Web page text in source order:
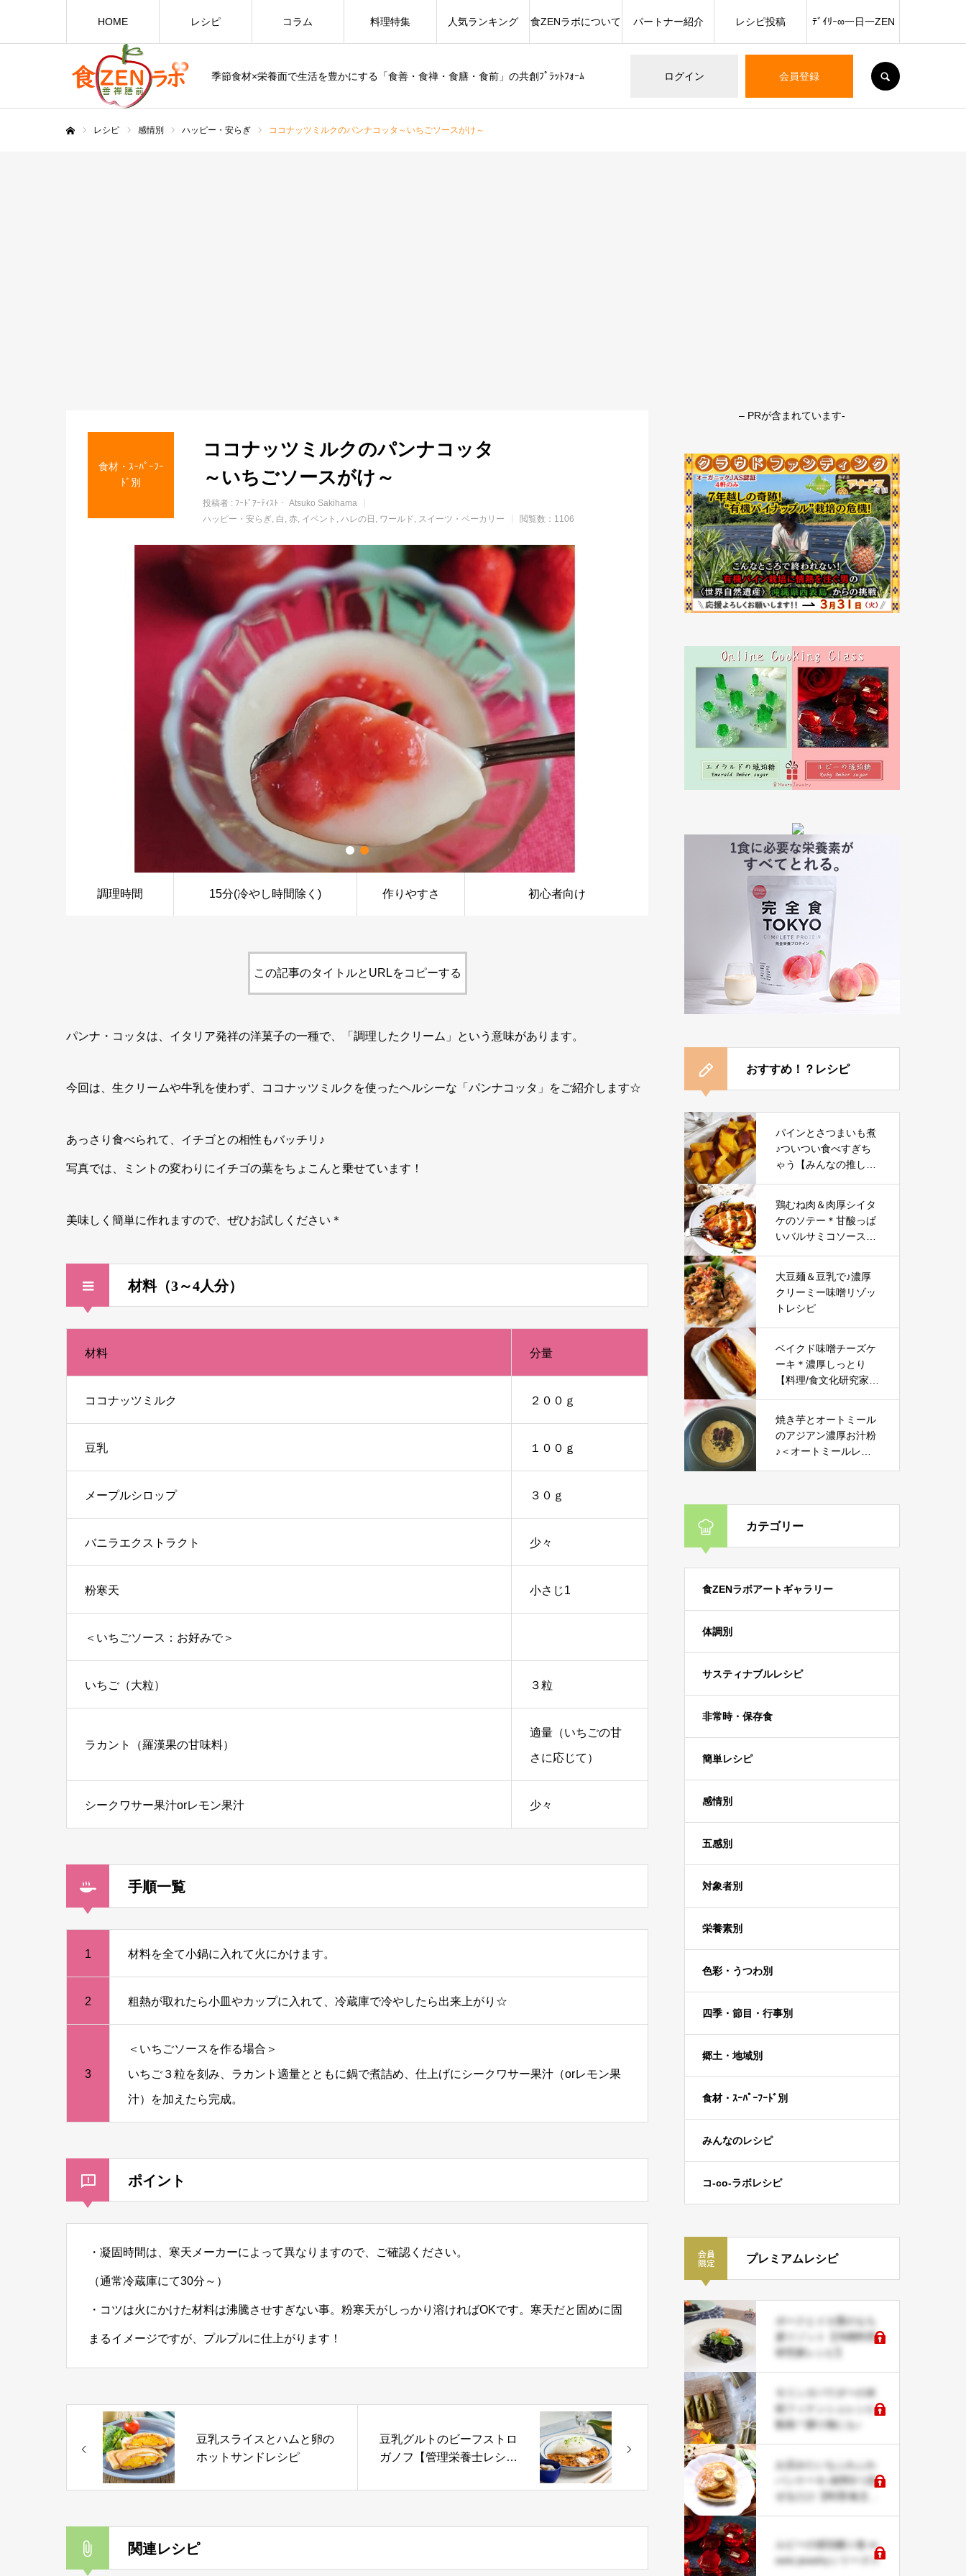
季節食材×栄養面で生活を豊かにする「食善・食禅・食膳・食前」の共創ﾌﾟﾗｯﾄﾌｫｰﾑ ログイン 会員登録
HOME レシピ コラム 料理特集 人気ランキング 食ZENラボについて パートナー紹介 レシピ投稿 ﾃﾞｲﾘｰ∞一日一ZEN
レシピ 感情別 ハッピー・安らぎ ココナッツミルクのパンナコッタ～いちごソースがけ～
食材・ｽｰﾊﾟｰﾌｰ
ﾄﾞ別
ココナッツミルクのパンナコッタ
～いちごソースがけ～
投稿者 : ﾌｰﾄﾞｱｰﾃｨｽﾄ・ Atsuko Sakihama
ハッピー・安らぎ 白 赤 イベント ハレの日 ワールド スイーツ・ベーカリー 閲覧数：1106
調理時間 15分(冷やし時間除く) 作りやすさ 初心者向け
この記事のタイトルとURLをコピーする
パンナ・コッタは、イタリア発祥の洋菓子の一種で、「調理したクリーム」という意味があります。
今回は、生クリームや牛乳を使わず、ココナッツミルクを使ったヘルシーな「パンナコッタ」をご紹介します☆
あっさり食べられて、イチゴとの相性もバッチリ♪
写真では、ミントの変わりにイチゴの葉をちょこんと乗せています！
美味しく簡単に作れますので、ぜひお試しください＊
材料（3～4人分）
材料 分量
ココナッツミルク ２００ｇ
豆乳 １００ｇ
メープルシロップ ３０ｇ
バニラエクストラクト 少々
粉寒天 小さじ1
＜いちごソース：お好みで＞
いちご（大粒） ３粒
ラカント（羅漢果の甘味料）
適量（いちごの甘
さに応じて）
シークワサー果汁orレモン果汁 少々
手順一覧
1 材料を全て小鍋に入れて火にかけます。
2 粗熱が取れたら小皿やカップに入れて、冷蔵庫で冷やしたら出来上がり☆
3
＜いちごソースを作る場合＞
いちご３粒を刻み、ラカント適量とともに鍋で煮詰め、仕上げにシークワサー果汁（orレモン果
汁）を加えたら完成。
ポイント
・凝固時間は、寒天メーカーによって異なりますので、ご確認ください。
（通常冷蔵庫にて30分～）
・コツは火にかけた材料は沸騰させすぎない事。粉寒天がしっかり溶ければOKです。寒天だと固めに固
まるイメージですが、プルプルに仕上がります！
豆乳スライスとハムと卵の
ホットサンドレシピ
豆乳グルトのビーフストロ
ガノフ【管理栄養士レシ
関連レシピ
– PRが含まれています-
おすすめ！？レシピ
パインとさつまいも煮
♪ついつい食べすぎち
ゃう【みんなの推しレ
鶏むね肉＆肉厚シイタ
ケのソテー＊甘酸っぱ
いバルサミコソース
大豆麺＆豆乳で♪濃厚
クリーミー味噌リゾッ
トレシピ
ベイクド味噌チーズケ
ーキ＊濃厚しっとり
【料理/食文化研究家レ
焼き芋とオートミール
のアジアン濃厚お汁粉
♪＜オートミールレシ
カテゴリー
食ZENラボアートギャラリー
体調別
サスティナブルレシピ
非常時・保存食
簡単レシピ
感情別
五感別
対象者別
栄養素別
色彩・うつわ別
四季・節目・行事別
郷土・地域別
食材・ｽｰﾊﾟｰﾌｰﾄﾞ別
みんなのレシピ
コ-co-ラボレシピ
プレミアムレシピ
ポークとイカ墨のもち
麦リゾット【沖縄料理
研究家レシピ】
モリンガパウダーの米
粉フィナンシェレシピ
動画＊贈り物にも♪
お店みたいなふわふわ
パンケーキ♪材料5つ混
ぜるだけ【料理/食文化
ルビーの琥珀糖☆食 m
eets jewelryシリーズ☆